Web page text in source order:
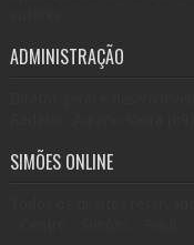
ADMINISTRAÇÃO
SIMÕES ONLINE